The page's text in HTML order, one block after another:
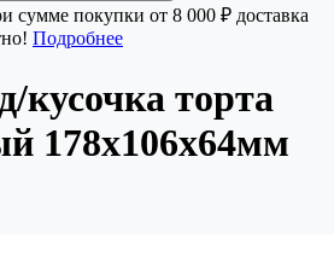
сумме покупки от 8 000 ₽ доставка
Подробнее
кусочка торта
178х106х64мм